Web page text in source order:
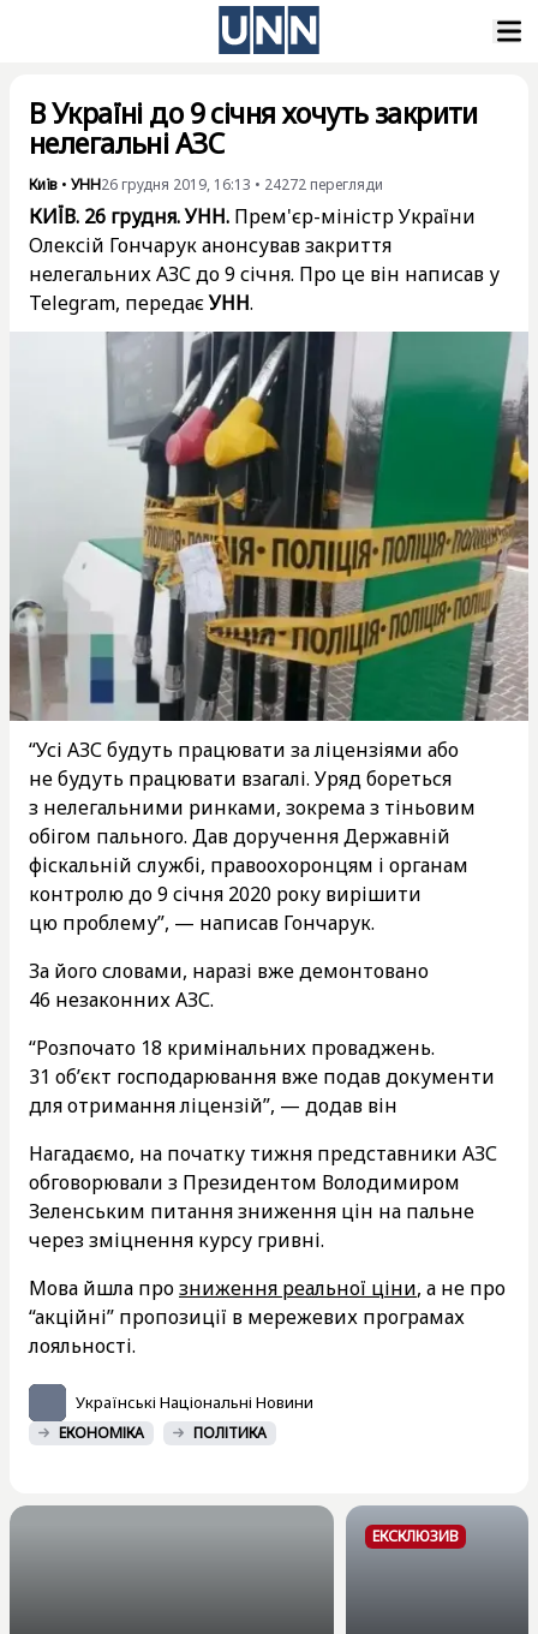
В Україні до 9 січня хочуть закрити
нелегальні АЗС
Київ • УНН26 грудня 2019, 16:13 • 24272 перегляди
КИЇВ. 26 грудня. УНН. Прем'єр-міністр України
Олексій Гончарук анонсував закриття
нелегальних АЗС до 9 січня. Про це він написав у
Telegram, передаєУНН.
“Усі АЗС будуть працювати за ліцензіями або
не будуть працювати взагалі. Уряд бореться
з нелегальними ринками, зокрема з тіньовим
обігом пального. Дав доручення Державній
фіскальній службі, правоохоронцям і органам
контролю до 9 січня 2020 року вирішити
цю проблему”, — написав Гончарук.
За його словами, наразі вже демонтовано
46 незаконних АЗС.
“Розпочато 18 кримінальних проваджень.
31 об’єкт господарювання вже подав документи
для отримання ліцензій”, — додав він
Нагадаємо, на початку тижня представники АЗС
обговорювали з Президентом Володимиром
Зеленським питання зниження цін на пальне
через зміцнення курсу гривні.
Мова йшла прозниження реальної ціни, а не про
“акційні” пропозиції в мережевих програмах
лояльності.
Українські Національні Новини
ЕКОНОМІКА ПОЛІТИКА
ЕКСКЛЮЗИВ